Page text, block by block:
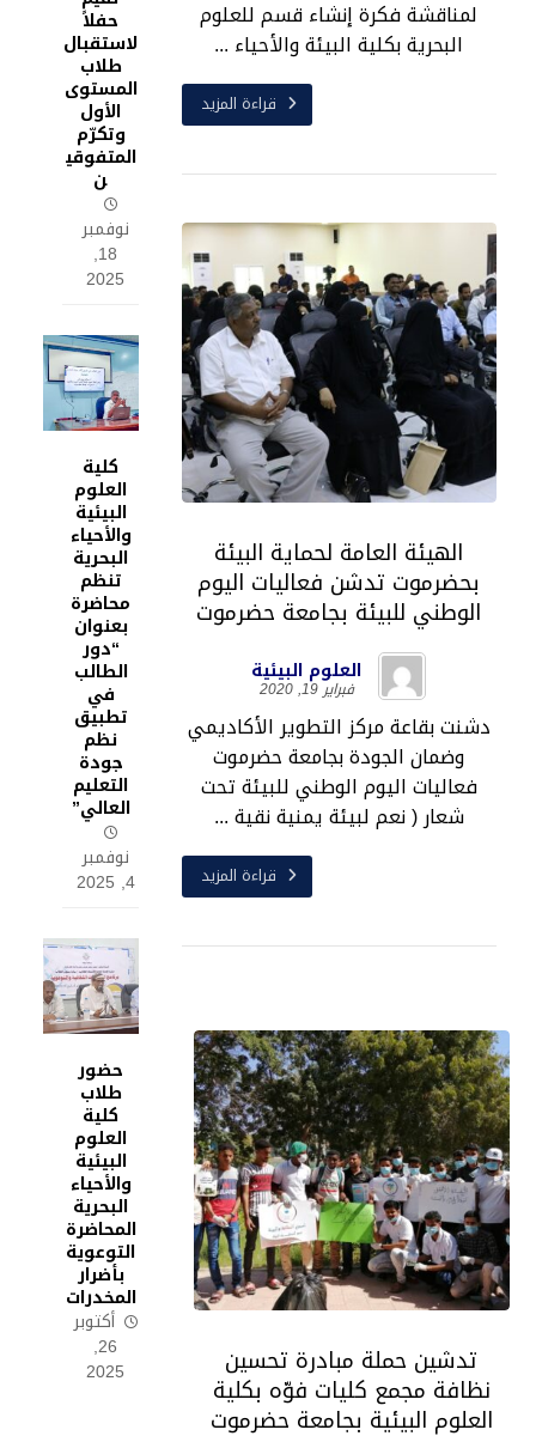
لمناقشة فكرة إنشاء قسم للعلوم
البحرية بكلية البيئة والأحياء ...
قراءة المزيد
الهيئة العامة لحماية البيئة
بحضرموت تدشن فعاليات اليوم
الوطني للبيئة بجامعة حضرموت
العلوم البيئية
فبراير 19, 2020
دشنت بقاعة مركز التطوير الأكاديمي
وضمان الجودة بجامعة حضرموت
فعاليات اليوم الوطني للبيئة تحت
شعار ( نعم لبيئة يمنية نقية ...
قراءة المزيد
تدشين حملة مبادرة تحسين
نظافة مجمع كليات فوّه بكلية
العلوم البيئية بجامعة حضرموت
حفلاً
لاستقبال
طلاب
المستوى
الأول
وتكرّم
المتفوقي
ن
نوفمبر
18,
2025
كلية
العلوم
البيئية
والأحياء
البحرية
تنظم
محاضرة
بعنوان
“دور
الطالب
في
تطبيق
نظم
جودة
التعليم
العالي”
نوفمبر
4, 2025
حضور
طلاب
كلية
العلوم
البيئية
والأحياء
البحرية
المحاضرة
التوعوية
بأضرار
المخدرات
أكتوبر
26,
2025